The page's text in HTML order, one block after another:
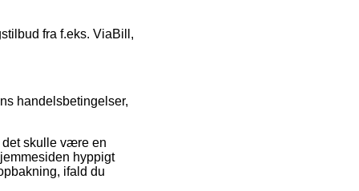
fra f.eks. ViaBill,
handelsbetingelser,
det skulle være en
hyppigt
ifald du